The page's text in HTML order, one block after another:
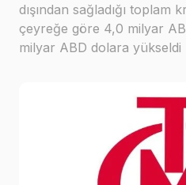
dışından sağladığı
çeyreğe göre 4,0 milyar
milyar ABD dolara yükseldi